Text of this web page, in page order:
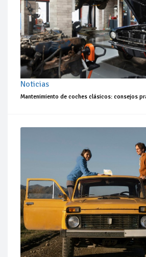
Noticias
Mantenimiento de coches clásicos: consejos